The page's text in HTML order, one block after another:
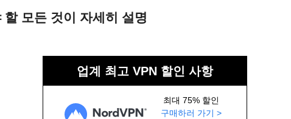
할 모든 것이 자세히 설명
업계 최고 VPN 할인 사항
최대 75% 할인
구매하러 가기 >